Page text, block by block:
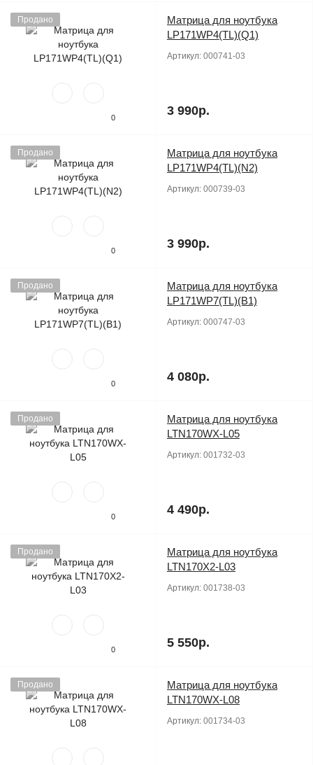
Продано
0
Матрица для ноутбука
LP171WP4(TL)(Q1)
Артикул: 000741-03
3 990р.
Продано
0
Матрица для ноутбука
LP171WP4(TL)(N2)
Артикул: 000739-03
3 990р.
Продано
0
Матрица для ноутбука
LP171WP7(TL)(B1)
Артикул: 000747-03
4 080р.
Продано
0
Матрица для ноутбука
LTN170WX-L05
Артикул: 001732-03
4 490р.
Продано
0
Матрица для ноутбука
LTN170X2-L03
Артикул: 001738-03
5 550р.
Продано
Матрица для ноутбука
LTN170WX-L08
Артикул: 001734-03